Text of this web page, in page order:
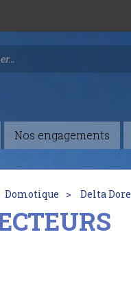
Nos engagements
Domotique Delta Dore